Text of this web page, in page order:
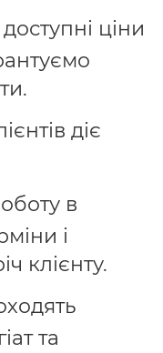
ціни
діє
в
і
клієнту.
та